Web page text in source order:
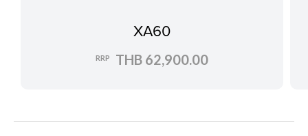
XA60
RRP THB 62,900.00